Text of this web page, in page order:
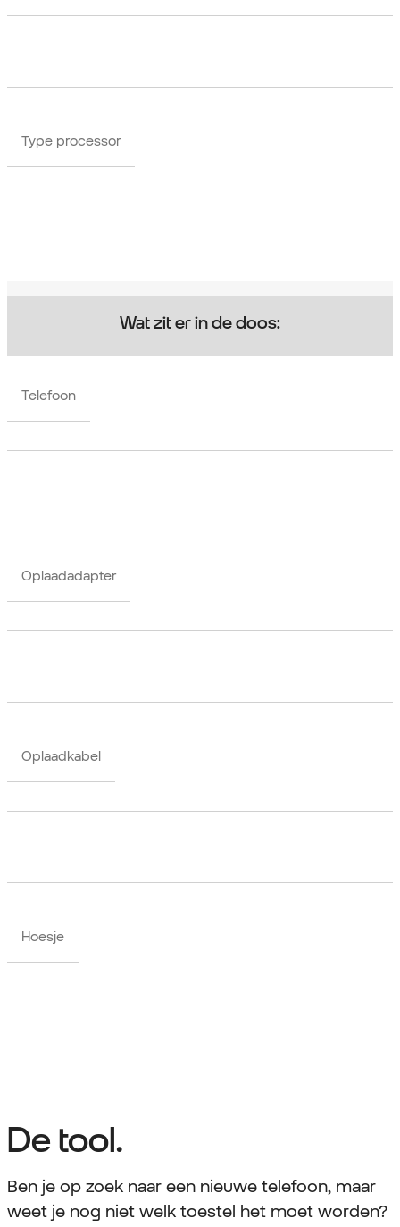
Type processor
Wat zit er in de doos:
Telefoon
Oplaadadapter
Oplaadkabel
Hoesje
De tool.
Ben je op zoek naar een nieuwe telefoon, maar
weet je nog niet welk toestel het moet worden?